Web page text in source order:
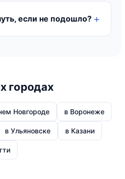
если не подошло?
городах
Новгороде в Воронеже
в Ульяновске в Казани